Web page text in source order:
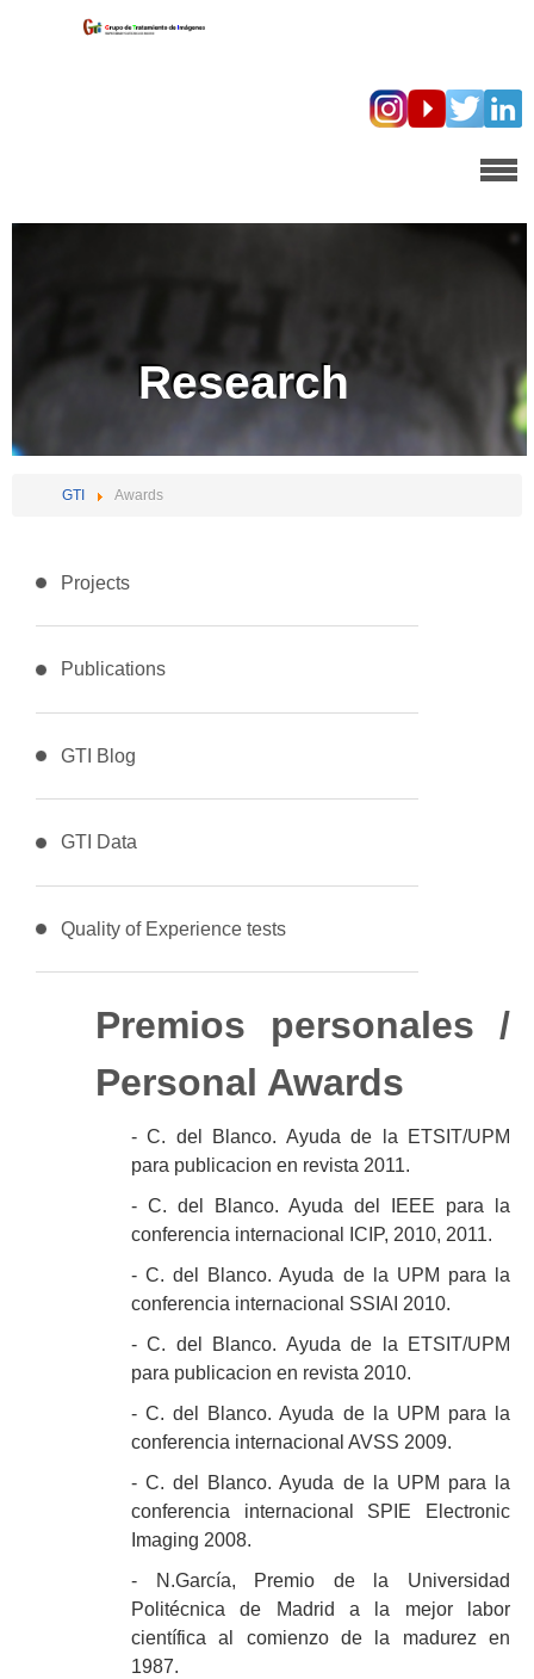
Research
GTI Awards
Projects
Publications
GTI Blog
GTI Data
Quality of Experience tests
Premios personales /
Personal Awards
- C. del Blanco. Ayuda de la ETSIT/UPM
para publicacion en revista 2011.
- C. del Blanco. Ayuda del IEEE para la
conferencia internacional ICIP, 2010, 2011.
- C. del Blanco. Ayuda de la UPM para la
conferencia internacional SSIAI 2010.
- C. del Blanco. Ayuda de la ETSIT/UPM
para publicacion en revista 2010.
- C. del Blanco. Ayuda de la UPM para la
conferencia internacional AVSS 2009.
- C. del Blanco. Ayuda de la UPM para la
conferencia internacional SPIE Electronic
Imaging 2008.
- N.García, Premio de la Universidad
Politécnica de Madrid a la mejor labor
científica al comienzo de la madurez en
1987.